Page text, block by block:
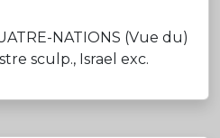
NATIONS (Vue du)
sculp., Israel exc.